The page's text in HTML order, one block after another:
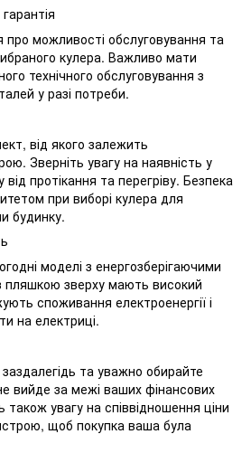
про можливості обслуговування та
кулера. Важливо мати
технічного обслуговування з
у разі потреби.
від якого залежить
Зверніть увагу на наявність у
протікання та перегріву. Безпека
при виборі кулера для
будинку.
моделі з енергозберігаючими
пляшкою зверху мають високий
споживання електроенергії і
на електриці.
та уважно обирайте
вийде за межі ваших фінансових
увагу на співвідношення ціни
щоб покупка ваша була